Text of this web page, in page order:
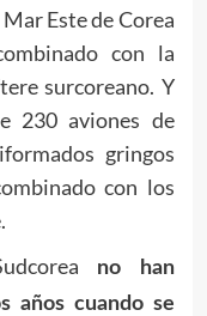
Este de Corea
con la
surcoreano. Y
230 aviones de
gringos
con los
no han
años cuando se